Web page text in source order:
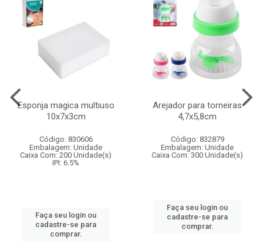
Esponja magica multiuso
10x7x3cm
Código: 830606
Embalagem: Unidade
Caixa Com: 200 Unidade(s)
IPI: 6.5%
Faça seu login ou
cadastre-se para
comprar.
Arejador para torneiras
4,7x5,8cm
Código: 832879
Embalagem: Unidade
Caixa Com: 300 Unidade(s)
Faça seu login ou
cadastre-se para
comprar.